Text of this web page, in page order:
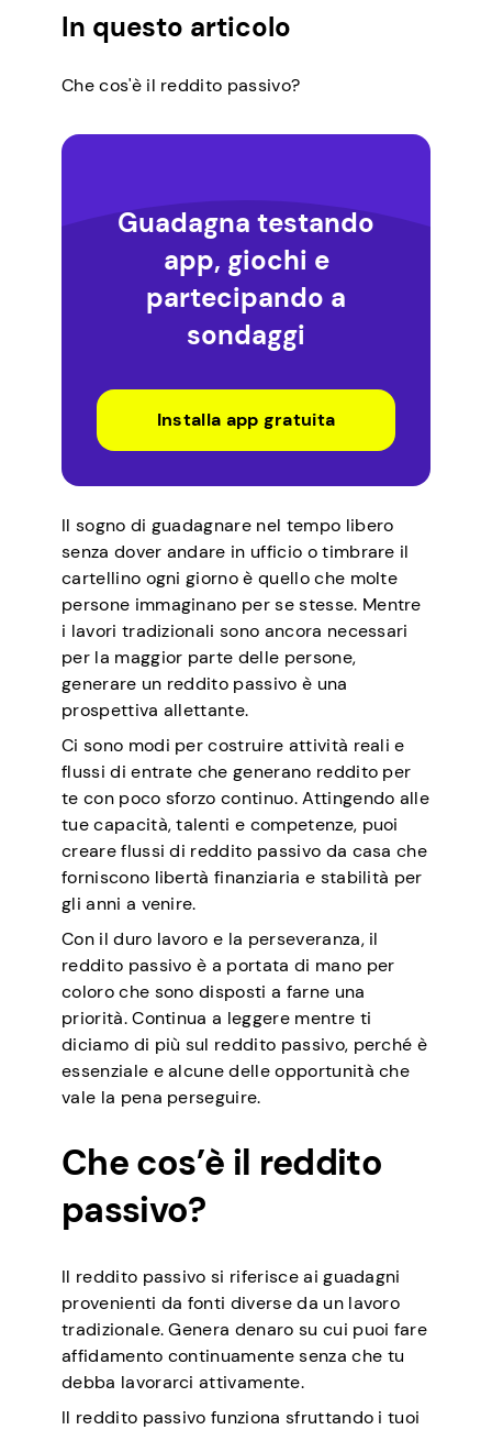
In questo articolo
Che cos'è il reddito passivo?
Guadagna testando
app, giochi e
partecipando a
sondaggi
Installa app gratuita
Il sogno di guadagnare nel tempo libero
senza dover andare in ufficio o timbrare il
cartellino ogni giorno è quello che molte
persone immaginano per se stesse. Mentre
i lavori tradizionali sono ancora necessari
per la maggior parte delle persone,
generare un reddito passivo è una
prospettiva allettante.
Ci sono modi per costruire attività reali e
flussi di entrate che generano reddito per
te con poco sforzo continuo. Attingendo alle
tue capacità, talenti e competenze, puoi
creare flussi di reddito passivo da casa che
forniscono libertà finanziaria e stabilità per
gli anni a venire.
Con il duro lavoro e la perseveranza, il
reddito passivo è a portata di mano per
coloro che sono disposti a farne una
priorità. Continua a leggere mentre ti
diciamo di più sul reddito passivo, perché è
essenziale e alcune delle opportunità che
vale la pena perseguire.
Che cos’è il reddito
passivo?
Il reddito passivo si riferisce ai guadagni
provenienti da fonti diverse da un lavoro
tradizionale. Genera denaro su cui puoi fare
affidamento continuamente senza che tu
debba lavorarci attivamente.
Il reddito passivo funziona sfruttando i tuoi